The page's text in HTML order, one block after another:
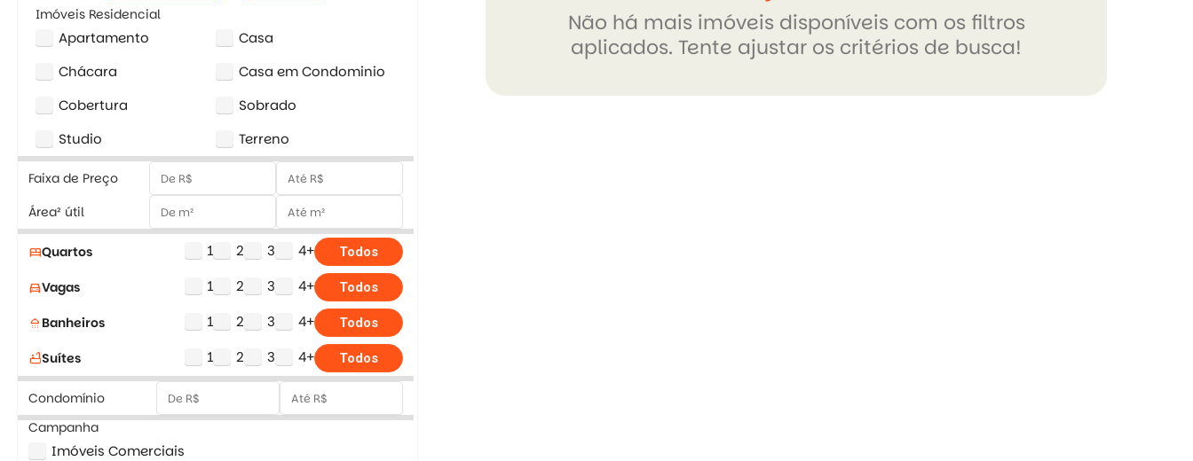
Imóveis Residencial
Apartamento
Casa
Chácara
Casa em Condominio
Cobertura
Sobrado
Studio
Terreno
Faixa de Preço
Área² útil
bedQuartos 1 2 3 4+ Todos
directions_carVagas 1 2 3 4+ Todos
shower Banheiros 1 2 3 4+ Todos
bathtubSuítes 1 2 3 4+ Todos
Condomínio
Campanha
Imóveis Comerciais
Não há mais imóveis disponíveis com os filtros
aplicados. Tente ajustar os critérios de busca!